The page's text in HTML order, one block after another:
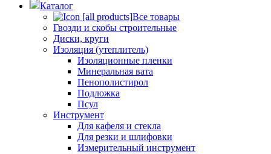
Каталог
Все товары
Гвозди и скобы строительные
Диски, круги
Изоляция (утеплитель)
Изоляционные пленки
Минеральная вата
Пенополистирол
Подложка
Псул
Инструмент
Для кафеля и стекла
Для резки и шлифовки
Измерительный инструмент